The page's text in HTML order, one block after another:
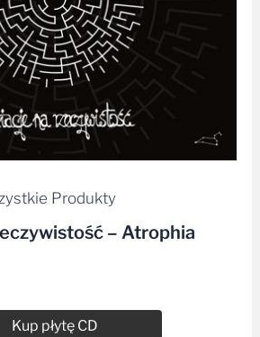
Produkty
– Atrophia
Kup płytę CD